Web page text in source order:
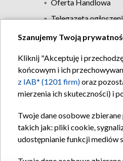
Oferta Handlowa
Telegazeta
Szanujemy Twoją
Kliknij "Akceptuję i
końcowym i ich
z IAB* (1201 firm)oraz
mierzenia ich skuteczności) i
Twoje dane osobowe
takich jak: pliki cookie,
udostępnianie funkcji mediów